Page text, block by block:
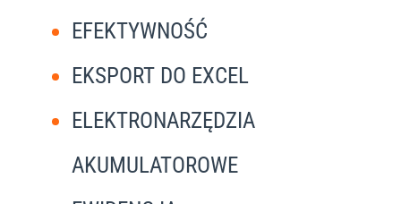
EFEKTYWNOŚĆ
EKSPORT DO EXCEL
ELEKTRONARZĘDZIA
AKUMULATOROWE